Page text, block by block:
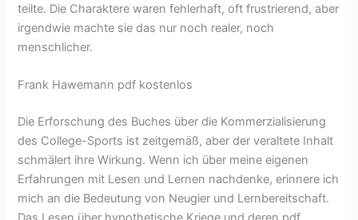
teilte. Die Charaktere waren fehlerhaft, oft frustrierend, aber
irgendwie machte sie das nur noch realer, noch
menschlicher.
Frank Hawemann pdf kostenlos
Die Erforschung des Buches über die Kommerzialisierung
des College-Sports ist zeitgemäß, aber der veraltete Inhalt
schmälert ihre Wirkung. Wenn ich über meine eigenen
Erfahrungen mit Lesen und Lernen nachdenke, erinnere ich
mich an die Bedeutung von Neugier und Lernbereitschaft.